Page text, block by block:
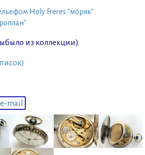
Holy Freres "моряк"
из коллекции)
mail